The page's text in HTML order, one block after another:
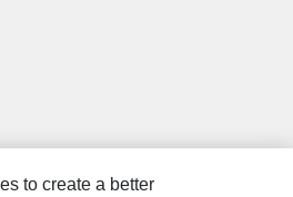
to create a better